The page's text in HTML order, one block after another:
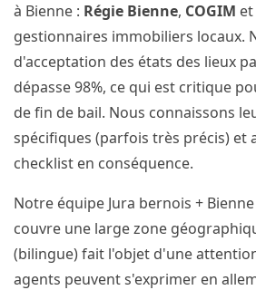
à Bienne : Régie Bienne, COGIM
gestionnaires immobiliers locaux.
d'acceptation des états des lieux
dépasse 98%, ce qui est critique
de fin de bail. Nous connaissons
spécifiques (parfois très précis) et
checklist en conséquence.
Notre équipe Jura bernois +
couvre une large zone
(bilingue) fait l'objet d'une
agents peuvent s'exprimer en